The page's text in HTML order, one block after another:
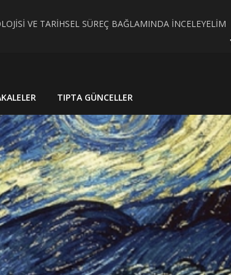
VE TARİHSEL SÜREÇ BAĞLAMINDA İNCELEYELİM
TIPTA GÜNCELLER